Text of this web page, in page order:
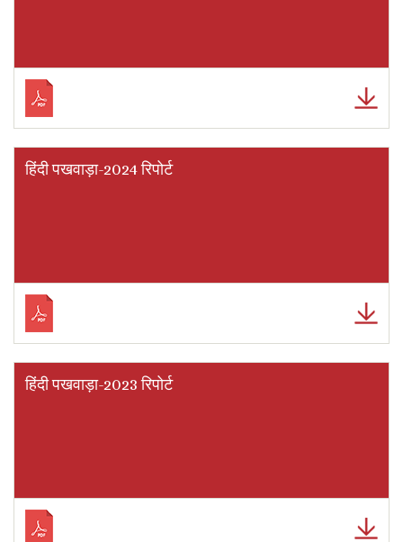
हिंदी पखवाड़ा-2024 रिपोर्ट
हिंदी पखवाड़ा-2023 रिपोर्ट